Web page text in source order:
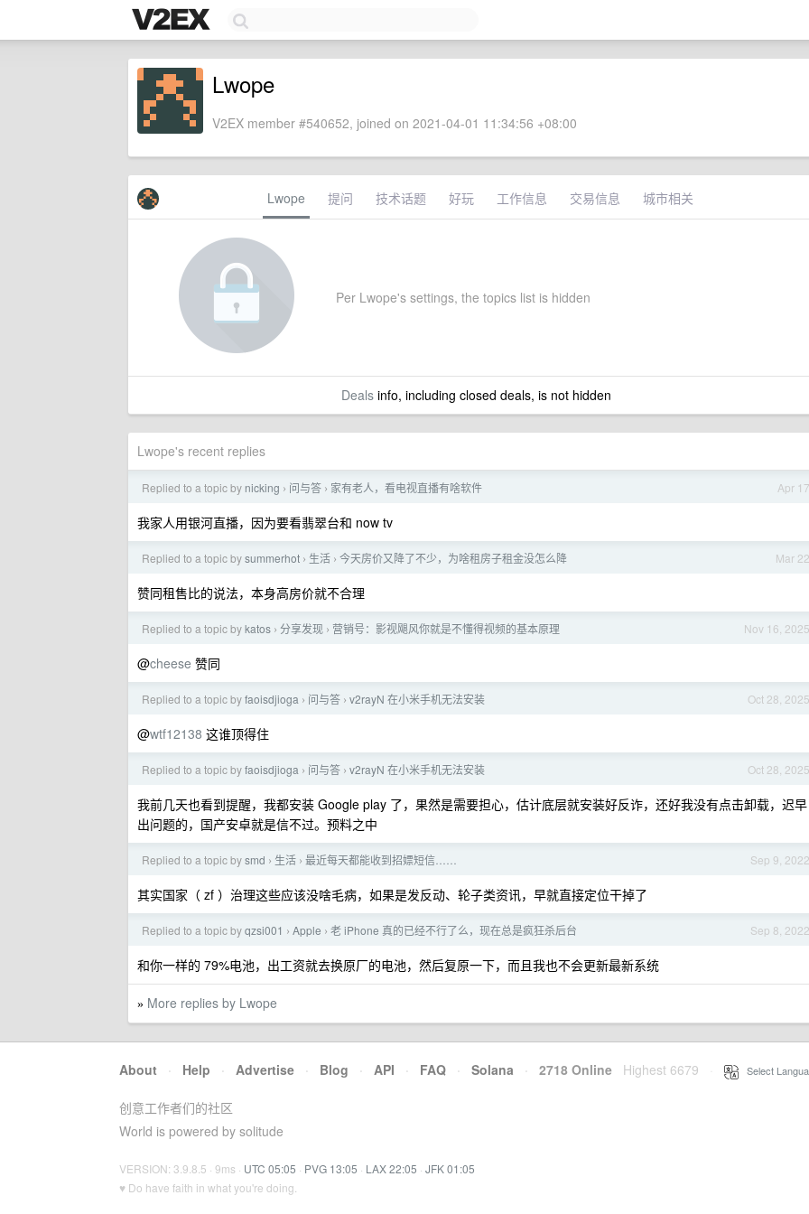
Lwope
V2EX member #540652, joined on 2021-04-01 11:34:56 +08:00
Lwope 提问 技术话题 好玩 工作信息 交易信息 城市相关
Per Lwope's settings, the topics list is hidden
Dealsinfo, including closed deals, is not hidden
Lwope's recent replies
Apr 17
Replied to a topic by nicking › 问与答 › 家有老人，看电视直播有啥软件
我家人用银河直播，因为要看翡翠台和 now tv
Mar 22
Replied to a topic bysummerhot › 生活 › 今天房价又降了不少，为啥租房子租金没怎么降
赞同租售比的说法，本身高房价就不合理
Nov 16, 2025
Replied to a topic bykatos › 分享发现 › 营销号：影视飓风你就是不懂得视频的基本原理
@cheese 赞同
Oct 28, 2025
Replied to a topic byfaoisdjioga › 问与答 › v2rayN 在小米手机无法安装
@wtf12138 这谁顶得住
Oct 28, 2025
Replied to a topic byfaoisdjioga › 问与答 › v2rayN 在小米手机无法安装
我前几天也看到提醒，我都安装 Google play 了，果然是需要担心，估计底层就安装好反诈，还好我没有点击卸载，迟早
出问题的，国产安卓就是信不过。预料之中
Sep 9, 2022
Replied to a topic bysmd › 生活 › 最近每天都能收到招嫖短信……
其实国家（ zf ）治理这些应该没啥毛病，如果是发反动、轮子类资讯，早就直接定位干掉了
Sep 8, 2022
Replied to a topic byqzsi001 › Apple › 老 iPhone 真的已经不行了么，现在总是疯狂杀后台
和你一样的 79%电池，出工资就去换原厂的电池，然后复原一下，而且我也不会更新最新系统
» More replies by Lwope
About · Help · Advertise · Blog · API · FAQ · Solana · 2718 Online Highest 6679 Select
创意工作者们的社区
World is powered by solitude
VERSION: 3.9.8.5 · 9ms · UTC 05:05 · PVG 13:05 · LAX 22:05 · JFK 01:05
♥ Do have faith in what you're doing.